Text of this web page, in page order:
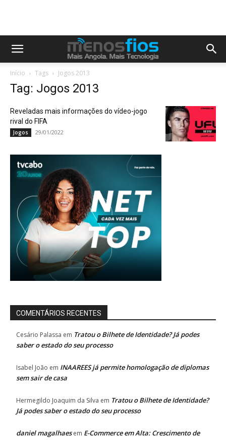
Início Tags Jogos 2013
Tag: Jogos 2013
Reveladas mais informações do vídeo-jogo
rival do FIFA
Jogos 29/01/2022
COMENTÁRIOS RECENTES
Cesário Palassa em Tratou o Bilhete de Identidade? Já podes
saber o estado do seu processo
Isabel João em INAAREES já permite homologação de diplomas
sem sair de casa
Hermegildo Joaquim da Silva em Tratou o Bilhete de Identidade?
Já podes saber o estado do seu processo
daniel magalhaesem E-Commerce em Alta: Crescimento de